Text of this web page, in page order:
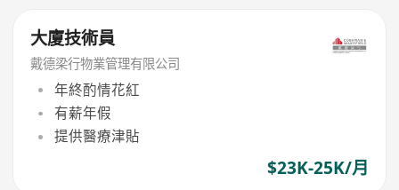
大廈技術員
戴德梁行物業管理有限公司
年終酌情花紅
有薪年假
提供醫療津貼
$23K-25K/月